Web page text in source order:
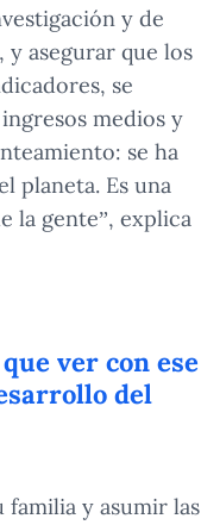
y de
asegurar que los
se
medios y
se ha
planeta. Es una
la gente”, explica
ver con ese
del
familia y asumir las